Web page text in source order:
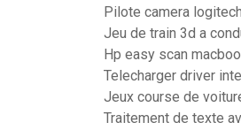
Pilote camera
Jeu de train 3d a
Hp easy scan
Telecharger driver
Jeux course de
Traitement de texte